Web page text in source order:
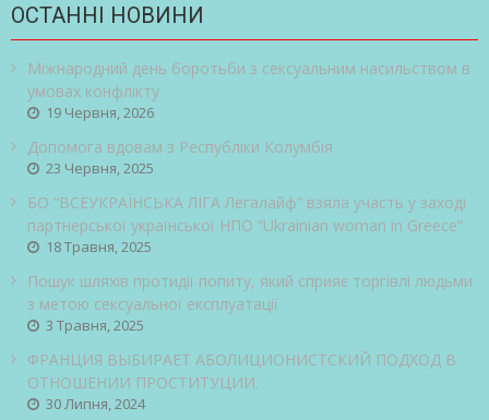
ОСТАННІ НОВИНИ
Міжнародний день боротьби з сексуальним насильством в
умовах конфлікту
19 Червня, 2026
Допомога вдовам з Республіки Колумбія
23 Червня, 2025
БО “ВСЕУКРАЇНСЬКА ЛІГА Легалайф” взяла участь у заході
партнерської української НПО “Ukrainian woman in Greece”
18 Травня, 2025
Пошук шляхів протидії попиту, який сприяє торгівлі людьми
з метою сексуальної експлуатації
3 Травня, 2025
ФРАНЦИЯ ВЫБИРАЕТ АБОЛИЦИОНИСТСКИЙ ПОДХОД В
ОТНОШЕНИИ ПРОСТИТУЦИИ.
30 Липня, 2024